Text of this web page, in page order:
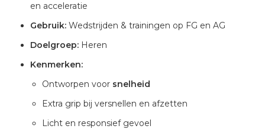
en acceleratie
Gebruik: Wedstrijden & trainingen op FG en AG
Doelgroep: Heren
Kenmerken:
Ontworpen voor snelheid
Extra grip bij versnellen en afzetten
Licht en responsief gevoel